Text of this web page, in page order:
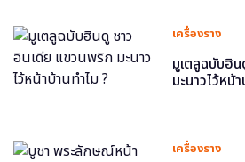
เครื่องราง
มูเตลูฉบับฮิ
มะนาวไว้หน้
เครื่องราง